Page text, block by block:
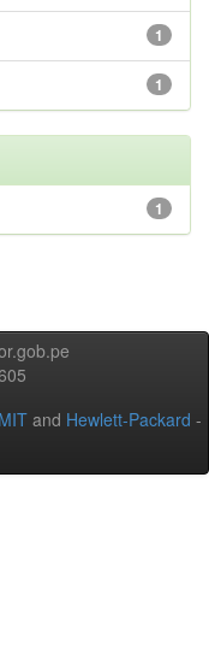
1
1
1
MIT and Hewlett-Packard -